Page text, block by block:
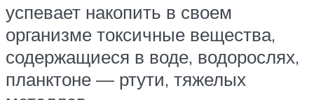
успевает накопить в своем
организме токсичные вещества,
содержащиеся в воде, водорослях,
планктоне — ртути, тяжелых